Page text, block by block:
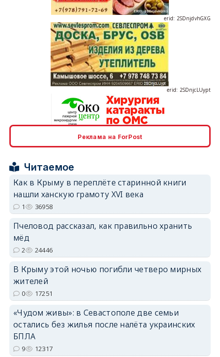
Реклама на ForPost
Читаемое
Как в Крыму в переплёте старинной книги
нашли ханскую грамоту XVI века
1 36958
Пчеловод рассказал, как правильно хранить
мёд
2 24446
В Крыму этой ночью погибли четверо мирных
жителей
0 17251
«Чудом живы»: в Севастополе две семьи
остались без жилья после налёта украинских
БПЛА
9 12317